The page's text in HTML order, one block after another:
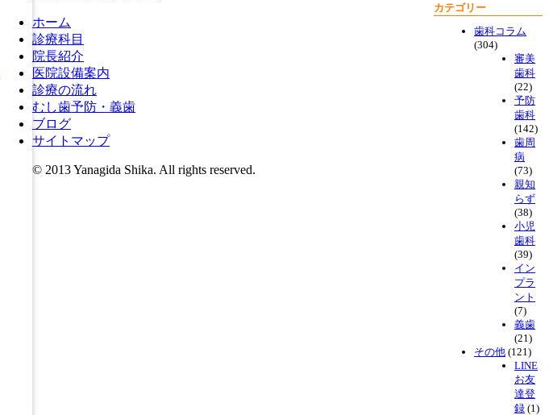
カテゴリー
歯科コラム
(304)
審美
歯科
(22)
予防
歯科
(142)
歯周
病
(73)
親知
らず
(38)
小児
歯科
(39)
イン
プラ
ント
(7)
義歯
(21)
その他 (121)
LINE
お友
達登
録 (1)
ホーム
診療科目
院長紹介
医院設備案内
診療の流れ
むし歯予防・義歯
ブログ
サイトマップ
© 2013 Yanagida Shika. All rights reserved.